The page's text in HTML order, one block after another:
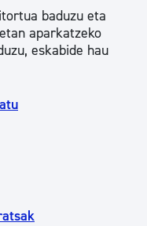
baduzu eta
aparkatzeko
eskabide hau